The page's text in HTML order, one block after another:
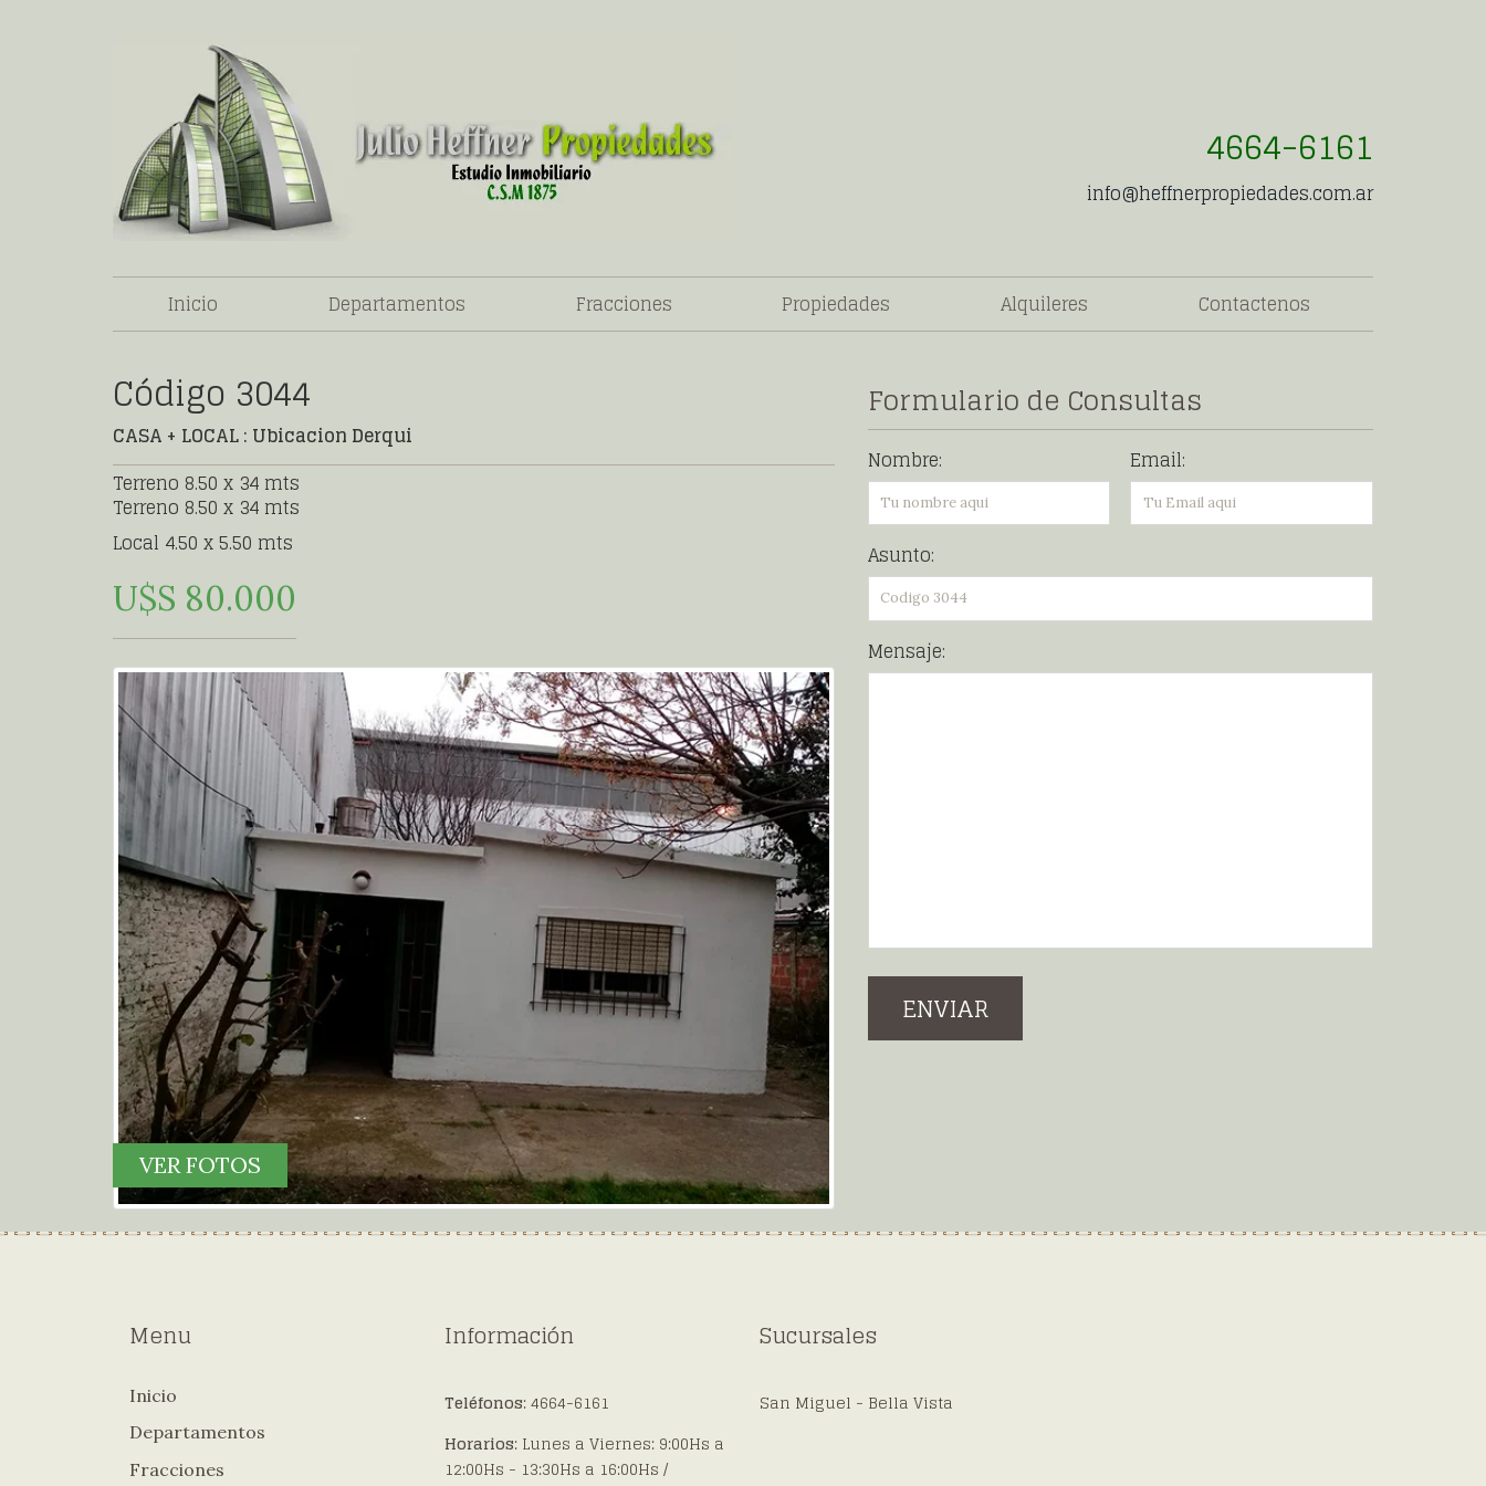
4664-6161
info@heffnerpropiedades.com.ar
Inicio Departamentos Fracciones Propiedades Alquileres Contactenos
Código 3044
CASA + LOCAL : Ubicacion Derqui
Terreno 8.50 x 34 mts
Terreno 8.50 x 34 mts
Local 4.50 x 5.50 mts
U$S 80.000
VER FOTOS
Formulario de Consultas
Nombre: Email:
Asunto:
Mensaje:
ENVIAR
Menu
Inicio
Departamentos
Fracciones
Información
Teléfonos: 4664-6161
Horarios: Lunes a Viernes: 9:00Hs a
12:00Hs - 13:30Hs a 16:00Hs /
Sucursales
San Miguel - Bella Vista